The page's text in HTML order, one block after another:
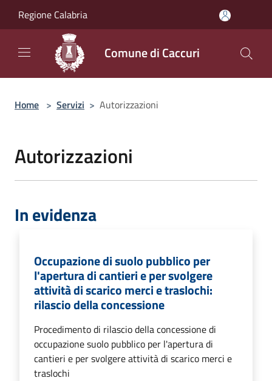
Regione Calabria
Comune di Caccuri
Home > Servizi > Autorizzazioni
Autorizzazioni
In evidenza
Occupazione di suolo pubblico per
l'apertura di cantieri e per svolgere
attività di scarico merci e traslochi:
rilascio della concessione
Procedimento di rilascio della concessione di
occupazione suolo pubblico per l'apertura di
cantieri e per svolgere attività di scarico merci e
traslochi